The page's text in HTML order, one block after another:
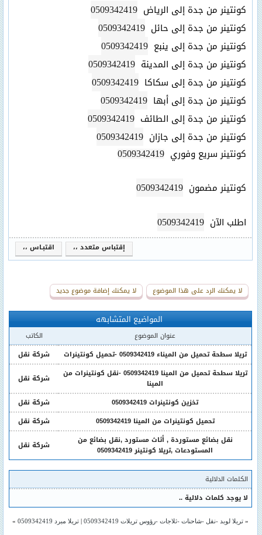
كونتينر من جدة إلى الرياض 0509342419
كونتينر من جدة إلى حائل 0509342419
كونتينر من جدة إلى ينبع 0509342419
كونتينر من جدة إلى المدينة 0509342419
كونتينر من جدة إلى سكاكا 0509342419
كونتينر من جدة إلى أبها 0509342419
كونتينر من جدة إلى الطائف 0509342419
كونتينر من جدة إلى جازان 0509342419
كونتينر سريع وفوري 0509342419
كونتينر مضمون 0509342419
اطلب الآن 0509342419
اقتبـاس ،، إقتباس متعدد ،،
لا يمكنك الرد على هذا الموضوع لا يمكنك إضافة موضوع جديد
المواضيع المتشابهه
عنوان الموضوع
الكاتب
تريلا سطحة تحميل من الميناء 0509342419 -تحميل كونتينرات
شركة نقل
تريلا سطحة تحميل من المينا 0509342419 -نقل كونتينرات من
المينا
شركة نقل
تخزين كونتينرات 0509342419
شركة نقل
تحميل كونتينرات من المينا 0509342419
شركة نقل
نقل بضائع مستوردة , أثاث مستورد ,نقل بضائع من
المستودعات ,تريلا كونتينر 0509342419
شركة نقل
الكلمات الدلالية
لا يوجد كلمات دلالية ..
« تريلا لوبد -نقل -شاحنات -ثلاجات -رؤوس تريلات 0509342419 | تريلا مبرد 0509342419 »